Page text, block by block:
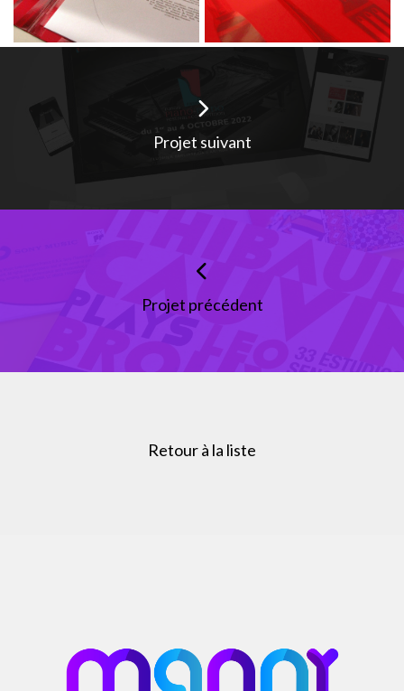
Projet suivant
Projet précédent
Retour à la liste